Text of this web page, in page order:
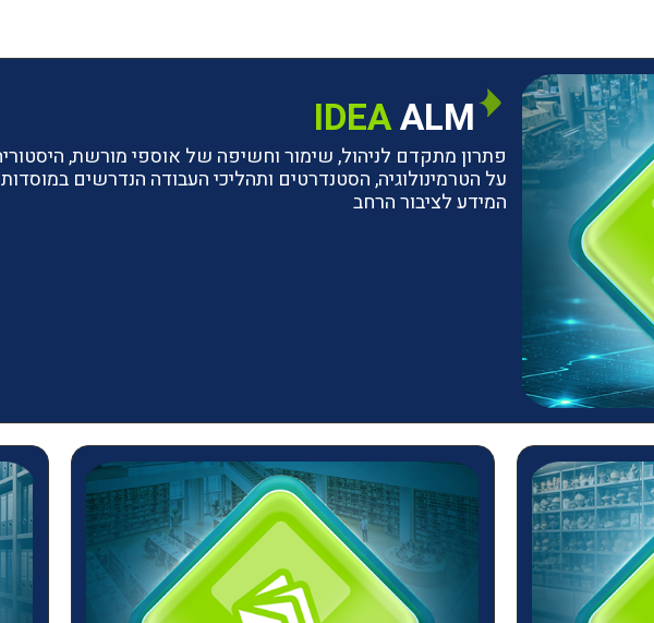
IDEAALM
פתרון מתקדם לניהול, שימור וחשיפה של אוספי מורשת,
על הטרמינולוגיה, הסטנדרטים ותהליכי העבודה הנדרשים
המידע לציבור הרחב